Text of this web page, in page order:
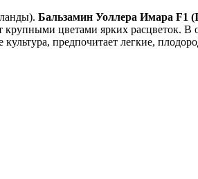
Бальзамин Уоллера Имара F1
цветами ярких расцветок.
предпочитает легкие,